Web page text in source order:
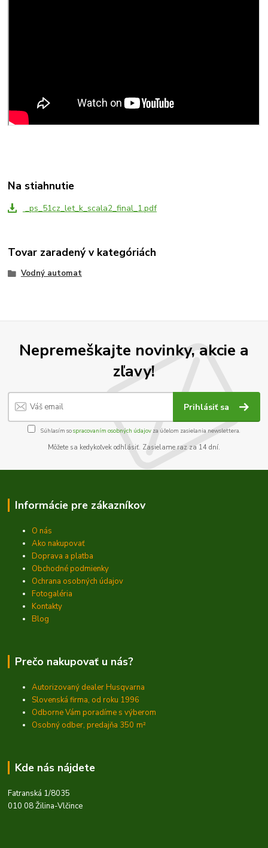
Na stiahnutie
_ps_51cz_let_k_scala2_final_1.pdf
Tovar zaradený v kategóriách
Vodný automat
Nepremeškajte novinky, akcie a
zľavy!
Prihlásiť sa
Súhlasím sospracovaním osobných údajov za účelom zasielania newslettera.
Môžete sa kedykoľvek odhlásiť. Zasielame raz za 14 dní.
Informácie pre zákazníkov
O nás
Ako nakupovať
Doprava a platba
Obchodné podmienky
Ochrana osobných údajov
Fotogaléria
Kontakty
Blog
Prečo nakupovať u nás?
Autorizovaný dealer Husqvarna
Slovenská firma, od roku 1996
Odborne Vám poradíme s výberom
Osobný odber, predajňa 350 m²
Kde nás nájdete
Fatranská 1/8035
010 08 Žilina-Vlčince